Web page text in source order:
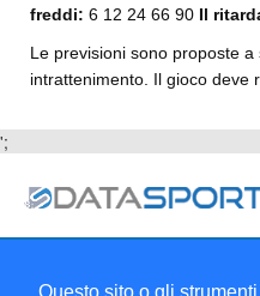
freddi: 6 12 24 66 90 Il
Le previsioni sono proposte
intrattenimento. Il gioco deve
';